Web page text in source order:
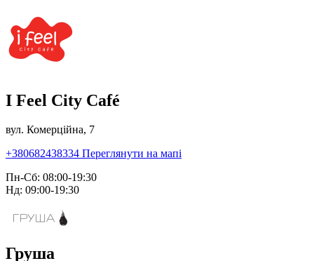
I Feel City Café
вул. Комерційна, 7
+380682438334 Переглянути на мапі
Пн-Сб: 08:00-19:30
Нд: 09:00-19:30
Груша